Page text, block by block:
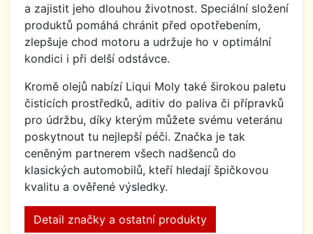
a zajistit jeho dlouhou životnost. Speciální složení
produktů pomáhá chránit před opotřebením,
zlepšuje chod motoru a udržuje ho v optimální
kondici i při delší odstávce.
Kromě olejů nabízí Liqui Moly také širokou paletu
čisticích prostředků, aditiv do paliva či přípravků
pro údržbu, díky kterým můžete svému veteránu
poskytnout tu nejlepší péči. Značka je tak
ceněným partnerem všech nadšenců do
klasických automobilů, kteří hledají špičkovou
kvalitu a ověřené výsledky.
Detail značky a ostatní produkty